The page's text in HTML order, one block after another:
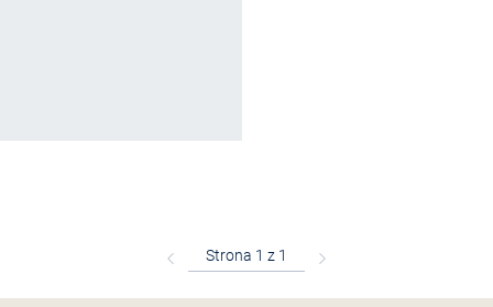
Bezpłatna dostawa z Friends